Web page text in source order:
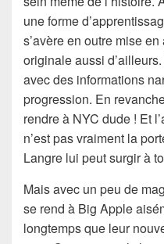
une forme
s’avère en outre mise
originale aussi
avec des informations
progression. En
rendre à NYC dude ! Et
n’est pas vraiment la
Langre lui peut surgir à
Mais avec un peu de
se rend à Big Apple
longtemps que leur